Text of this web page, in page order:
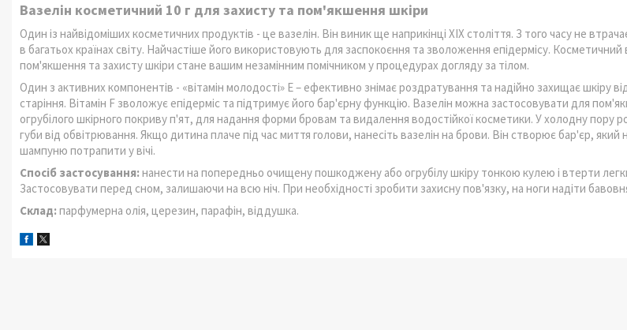
Вазелін косметичний 10 г для захисту та пом'якшення шкіри
Один із найвідоміших косметичних продуктів - це вазелін. Він виник ще наприкінці ХІХ століття. З того часу не
в багатьох країнах світу. Найчастіше його використовують для заспокоєння та зволоження епідермісу. Косметичний
пом'якшення та захисту шкіри стане вашим незамінним помічником у процедурах догляду за тілом.
Один з активних компонентів - «вітамін молодості» Е – ефективно знімає роздратування та надійно захищає шкіру
старіння. Вітамін F зволожує епідерміс та підтримує його бар'єрну функцію. Вазелін можна застосовувати для
огрубілого шкірного покриву п'ят, для надання форми бровам та видалення водостійкої косметики. У холодну пору
губи від обвітрювання. Якщо дитина плаче під час миття голови, нанесіть вазелін на брови. Він створює бар'єр, який
шампуню потрапити у вічі.
Спосіб застосування: нанести на попередньо очищену пошкоджену або огрубілу шкіру тонкою кулею і втерти
Застосовувати перед сном, залишаючи на всю ніч. При необхідності зробити захисну пов'язку, на ноги надіти
Склад: парфумерна олія, церезин, парафін, віддушка.